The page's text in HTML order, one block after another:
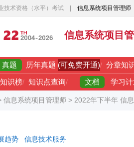
技术资格（水平）考试 信息系统项目管理师
信息系统项目
真题 历年真题 (可免费开通)/ 分章知
识榜/ 知识点查询/ 文档 学习
信息系统项目管理师 > 2022年下半年 信
趋势
信息技术服务